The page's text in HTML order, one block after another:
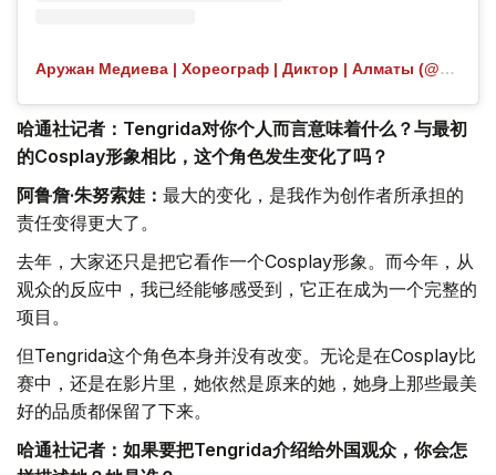
Аружан Медиева | Хореограф | Диктор | Алматы (@aruvibezz) 分享的帖子
哈通社记者：Tengrida对你个人而言意味着什么？与最初
的Cosplay形象相比，这个角色发生变化了吗？
阿鲁詹·朱努索娃： 最大的变化，是我作为创作者所承担的
责任变得更大了。
去年，大家还只是把它看作一个Cosplay形象。而今年，从
观众的反应中，我已经能够感受到，它正在成为一个完整的
项目。
但Tengrida这个角色本身并没有改变。无论是在Cosplay比
赛中，还是在影片里，她依然是原来的她，她身上那些最美
好的品质都保留了下来。
哈通社记者：如果要把Tengrida介绍给外国观众，你会怎